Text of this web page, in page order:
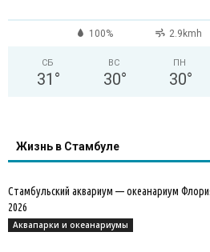
100% 2.9kmh
СБ
31 °
ВС
30°
ПН
30°
Жизнь в Стамбуле
Стамбульский аквариум — океанариум
2026
Аквапарки и океанариумы